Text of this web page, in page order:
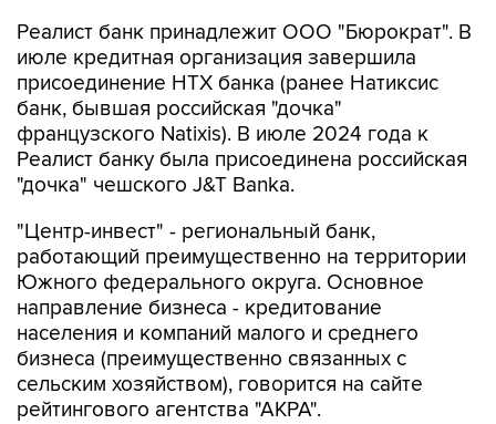
Реалист банк принадлежит ООО "Бюрократ". В
июле кредитная организация завершила
присоединение НТХ банка (ранее Натиксис
банк, бывшая российская "дочка"
французского Natixis). В июле 2024 года к
Реалист банку была присоединена российская
"дочка" чешского J&T Banka.
"Центр-инвест" - региональный банк,
работающий преимущественно на территории
Южного федерального округа. Основное
направление бизнеса - кредитование
населения и компаний малого и среднего
бизнеса (преимущественно связанных с
сельским хозяйством), говорится на сайте
рейтингового агентства "АКРА".